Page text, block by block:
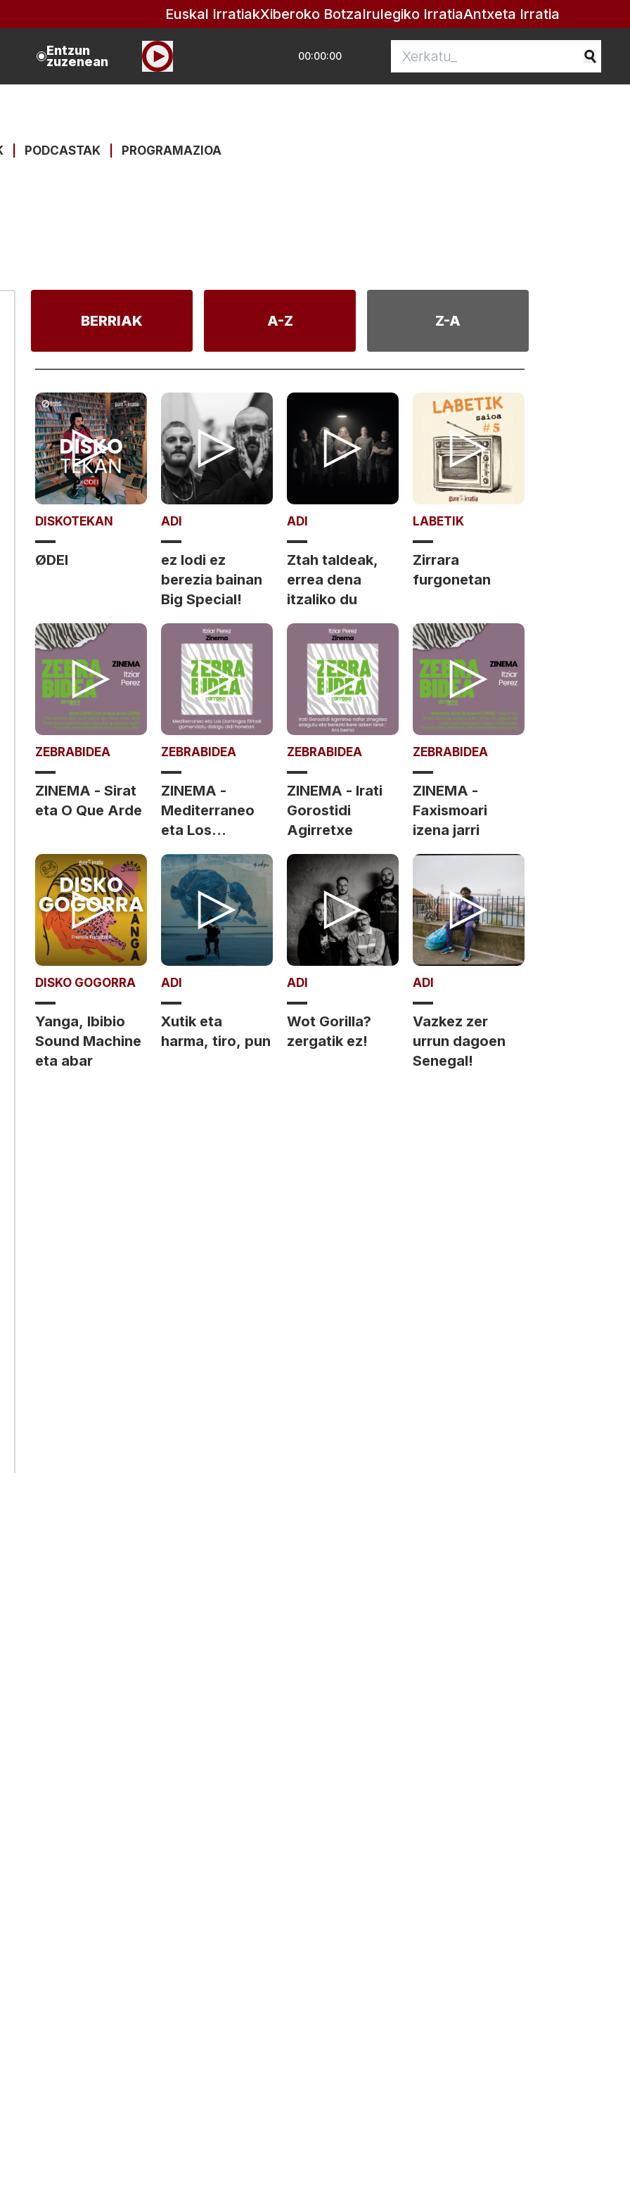
Euskal IrratiakXiberoko BotzaIrulegiko IrratiaAntxeta Irratia
Entzun
zuzenean 00:00:00
PODCASTAK PROGRAMAZIOA
BERRIAK A-Z Z-A
DISKOTEKAN
ØDEI
ADI
ez lodi ez
berezia bainan
Big Special!
ADI
Ztah taldeak,
errea dena
itzaliko du
LABETIK
Zirrara
furgonetan
ZEBRABIDEA
ZINEMA - Sirat
eta O Que Arde
ZEBRABIDEA
ZINEMA -
Mediterraneo
eta Los
Domingos
ZEBRABIDEA
ZINEMA - Irati
Gorostidi
Agirretxe
ZEBRABIDEA
ZINEMA -
Faxismoari
izena jarri
DISKO GOGORRA
Yanga, Ibibio
Sound Machine
eta abar
ADI
Xutik eta
harma, tiro, pun
ADI
Wot Gorilla?
zergatik ez!
ADI
Vazkez zer
urrun dagoen
Senegal!